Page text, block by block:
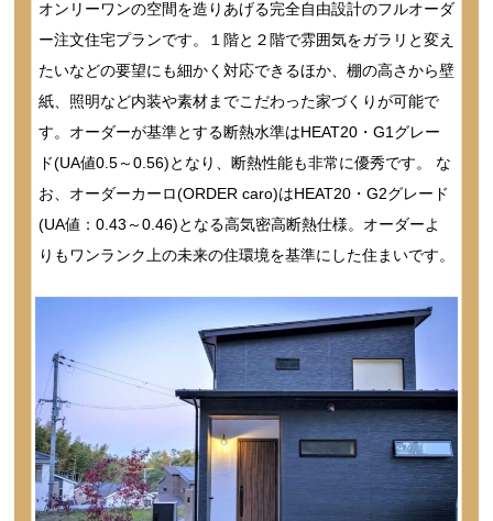
オンリーワンの空間を造りあげる完全自由設計のフルオーダ
ー注文住宅プランです。１階と２階で雰囲気をガラリと変え
たいなどの要望にも細かく対応できるほか、棚の高さから壁
紙、照明など内装や素材までこだわった家づくりが可能で
す。オーダーが基準とする断熱水準はHEAT20・G1グレー
ド(UA値0.5～0.56)となり、断熱性能も非常に優秀です。 な
お、オーダーカーロ(ORDER caro)はHEAT20・G2グレード
(UA値：0.43～0.46)となる高気密高断熱仕様。オーダーよ
りもワンランク上の未来の住環境を基準にした住まいです。